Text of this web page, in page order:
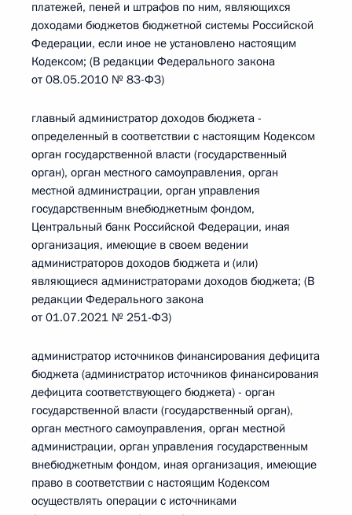
платежей, пеней и штрафов по ним, являющихся
доходами бюджетов бюджетной системы Российской
Федерации, если иное не установлено настоящим
Кодексом; (В редакции Федерального закона
от 08.05.2010 № 83-ФЗ)
главный администратор доходов бюджета -
определенный в соответствии с настоящим Кодексом
орган государственной власти (государственный
орган), орган местного самоуправления, орган
местной администрации, орган управления
государственным внебюджетным фондом,
Центральный банк Российской Федерации, иная
организация, имеющие в своем ведении
администраторов доходов бюджета и (или)
являющиеся администраторами доходов бюджета; (В
редакции Федерального закона
от 01.07.2021 № 251-ФЗ)
администратор источников финансирования дефицита
бюджета (администратор источников финансирования
дефицита соответствующего бюджета) - орган
государственной власти (государственный орган),
орган местного самоуправления, орган местной
администрации, орган управления государственным
внебюджетным фондом, иная организация, имеющие
право в соответствии с настоящим Кодексом
осуществлять операции с источниками